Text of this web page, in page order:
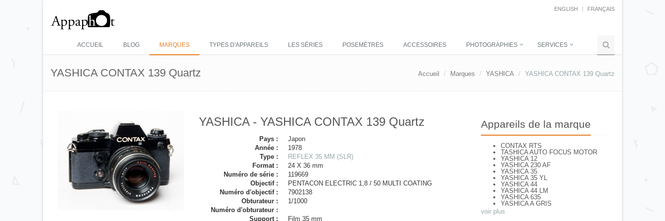
ENGLISH FRANÇAIS
ACCUEIL BLOG MARQUES TYPES D'APPAREILS LES SÉRIES POSEMÈTRES ACCESSOIRES PHOTOGRAPHIES SERVICES
YASHICA CONTAX 139 Quartz Accueil Marques YASHICA YASHICA CONTAX 139 Quartz
YASHICA - YASHICA CONTAX 139 Quartz
Pays :
Japon
Année :
1978
Type :
REFLEX 35 MM (SLR)
Format :
24 X 36 mm
Numéro de série :
119669
Objectif :
PENTACON ELECTRIC 1,8 / 50 MULTI COATING
Numéro d'objectif :
7902138
Obturateur :
1/1000
Numéro d'obturateur :
Support :
Film 35 mm
Appareils de la marque
CONTAX RTS
TASHICA AUTO FOCUS MOTOR
YASHICA 12
YASHICA 230 AF
YASHICA 35
YASHICA 35 YL
YASHICA 44
YASHICA 44 LM
YASHICA 635
YASHICA A GRIS
YASHICA A NOIR
voir plus